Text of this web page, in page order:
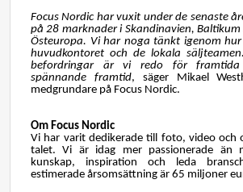
Focus Nordic har vuxit under de senaste
på 28 marknader i Skandinavien,
Östeuropa. Vi har noga tänkt igenom
huvudkontoret och de lokala
befordringar är vi redo för
spännande framtid, säger Mikael
medgrundare på Focus Nordic.
Om Focus Nordic
Vi har varit dedikerade till foto, video och
talet. Vi är idag mer passionerade än
kunskap, inspiration och leda
estimerade årsomsättning är 65 miljoner